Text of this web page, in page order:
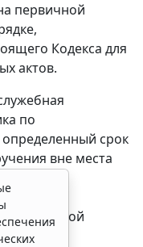
первичной
Кодекса для
актов.
по
срок
вне места
разъездной
не